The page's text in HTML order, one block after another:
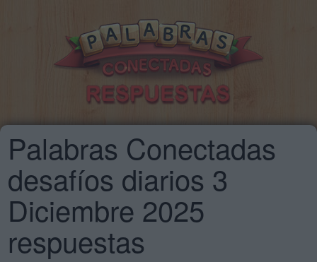
Palabras Conectadas
desafíos diarios 3
Diciembre 2025
respuestas